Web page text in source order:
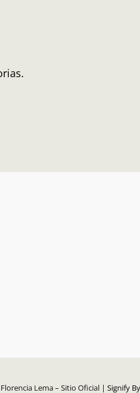
Florencia Lema – Sitio Oficial | Signify By